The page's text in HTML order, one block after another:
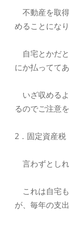
不動産を取
めることになり
自宅とかだ
にか払ってて
いざ収める
るのでご注意を
2．固定資産税
言わずとしれ
これは自宅
が、毎年の支